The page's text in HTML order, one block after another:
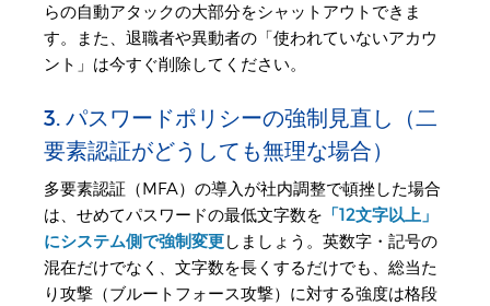
らの自動アタックの大部分をシャットアウトできま
す。また、退職者や異動者の「使われていないアカウ
ント」は今すぐ削除してください。
3. パスワードポリシーの強制見直し（二
要素認証がどうしても無理な場合）
多要素認証（MFA）の導入が社内調整で頓挫した場合
は、せめてパスワードの最低文字数を 「12文字以上」
にシステム側で強制変更しましょう。英数字・記号の
混在だけでなく、文字数を長くするだけでも、総当た
り攻撃（ブルートフォース攻撃）に対する強度は格段